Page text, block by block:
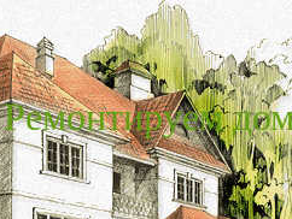
Ремонтируем